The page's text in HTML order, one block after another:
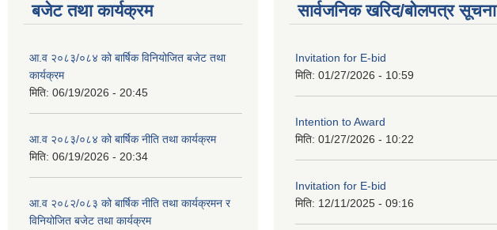
बजेट तथा कार्यक्रम
आ.व २०८३/०८४ को बार्षिक विनियोजित बजेट तथा
कार्यक्रम
मिति: 06/19/2026 - 20:45
आ.व २०८३/०८४ को बार्षिक नीति तथा कार्यक्रम
मिति: 06/19/2026 - 20:34
आ.व २०८२/०८३ को बार्षिक नीति तथा कार्यक्रमन र
विनियोजित बजेट तथा कार्यक्रम
सार्वजनिक खरिद/बोलपत्र सूचना
Invitation for E-bid
मिति: 01/27/2026 - 10:59
Intention to Award
मिति: 01/27/2026 - 10:22
Invitation for E-bid
मिति: 12/11/2025 - 09:16